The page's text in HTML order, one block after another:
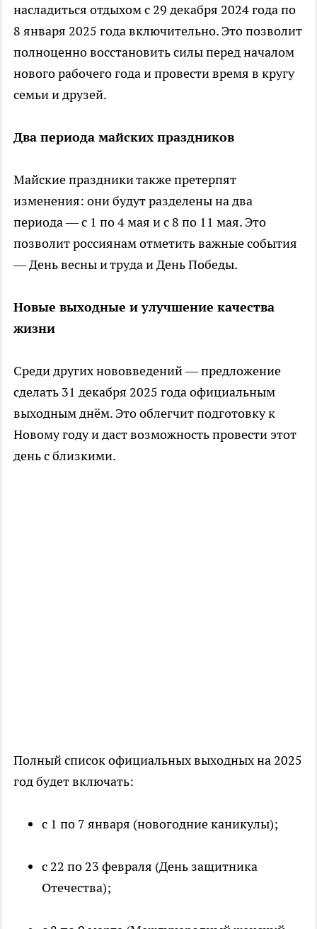
насладиться отдыхом с 29 декабря 2024 года по
8 января 2025 года включительно. Это позволит
полноценно восстановить силы перед началом
нового рабочего года и провести время в кругу
семьи и друзей.
Два периода майских праздников
Майские праздники также претерпят
изменения: они будут разделены на два
периода — с 1 по 4 мая и с 8 по 11 мая. Это
позволит россиянам отметить важные события
— День весны и труда и День Победы.
Новые выходные и улучшение качества
жизни
Среди других нововведений — предложение
сделать 31 декабря 2025 года официальным
выходным днём. Это облегчит подготовку к
Новому году и даст возможность провести этот
день с близкими.
Полный список официальных выходных на 2025
год будет включать:
с 1 по 7 января (новогодние каникулы);
с 22 по 23 февраля (День защитника
Отечества);